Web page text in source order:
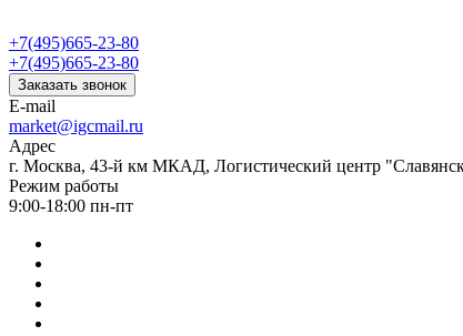
+7(495)665-23-80
+7(495)665-23-80
Заказать звонок
E-mail
market@igcmail.ru
Адрес
г. Москва, 43-й км МКАД, Логистический центр
Режим работы
9:00-18:00 пн-пт